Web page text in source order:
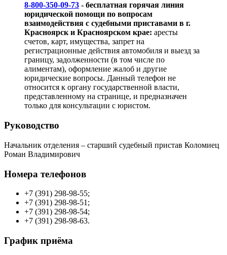
8-800-350-09-73 - бесплатная горячая линия
юридической помощи по вопросам
взаимодействия с судебными приставами в г.
Красноярск и Красноярском крае: аресты
счетов, карт, имущества, запрет на
регистрационные действия автомобиля и выезд за
границу, задолженности (в том числе по
алиментам), оформление жалоб и другие
юридические вопросы. Данный телефон не
относится к органу государственной власти,
представленному на странице, и предназначен
только для консультации с юристом.
Руководство
Начальник отделения – старший судебный пристав Коломиец
Роман Владимирович
Номера телефонов
+7 (391) 298-98-55;
+7 (391) 298-98-51;
+7 (391) 298-98-54;
+7 (391) 298-98-63.
График приёма